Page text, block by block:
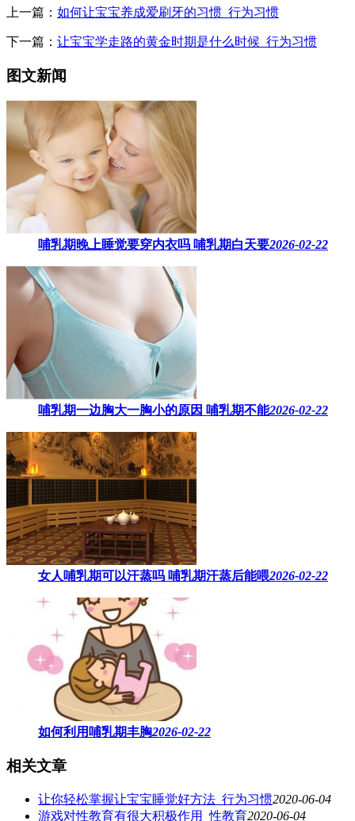
上一篇： 如何让宝宝养成爱刷牙的习惯_行为习惯
下一篇： 让宝宝学走路的黄金时期是什么时候_行为习惯
图文新闻
哺乳期晚上睡觉要穿内衣吗​ 哺乳期白天要2026-02-22
哺乳期一边胸大一胸小的原因​ 哺乳期不能2026-02-22
女人哺乳期可以汗蒸吗 ​哺乳期汗蒸后能喂2026-02-22
如何利用哺乳期丰胸2026-02-22
相关文章
让你轻松掌握让宝宝睡觉好方法_行为习惯2020-06-04
游戏对性教育有很大积极作用_性教育2020-06-04